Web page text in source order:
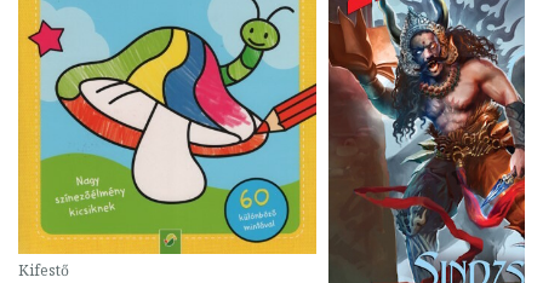
Kifestő